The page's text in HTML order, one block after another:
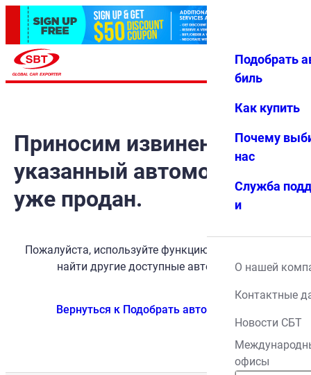
Избранн
Меню
Подобрать
биль
Как купить
Почему
нас
Служба
и
О нашей
Контактные
Новости СБТ
офисы
Приносим извинения, но
указанный автомобиль
уже продан.
Пожалуйста, используйте функцию поиска, чтобы
найти другие доступные автомобили.
Вернуться к Подобрать автомобиль